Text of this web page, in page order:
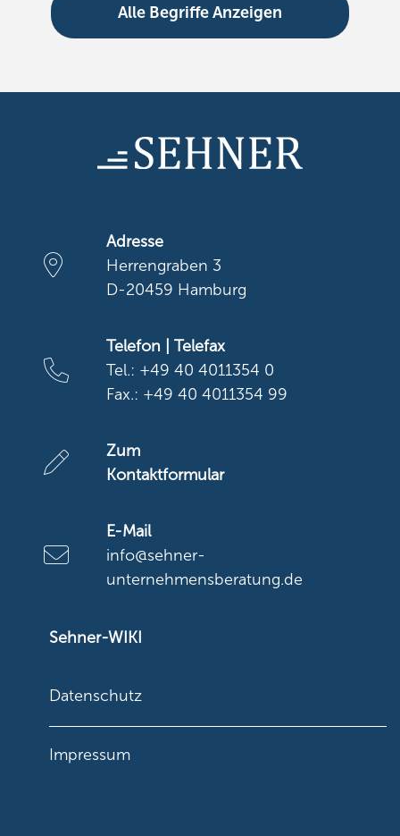
Alle Begriffe Anzeigen
Adresse
Herrengraben 3
D-20459 Hamburg
Telefon | Telefax
Tel.: +49 40 4011354 0
Fax.: +49 40 4011354 99
Zum
Kontaktformular
E-Mail
info@sehner-
unternehmensberatung.de
Sehner-WIKI
Datenschutz
Impressum